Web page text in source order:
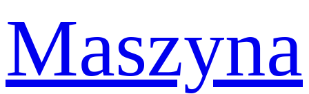
Maszyna